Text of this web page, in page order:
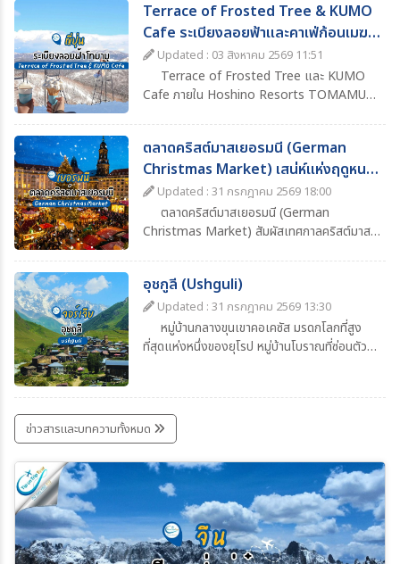
Terrace of Frosted Tree & KUMO
Cafe ระเบียงลอยฟ้าและคาเฟ่ก้อนเมฆ
ฮอกไกโด
Updated : 03 สิงหาคม 2569 11:51
Terrace of Frosted Tree และ KUMO
Cafe ภายใน Hoshino Resorts TOMAMU
และจิบเครื่องดื่มอุ่นๆ พร้อมวิวหิมะสีขาวสุดโรแมน
ติก
ตลาดคริสต์มาสเยอรมนี (German
Christmas Market) เสน่ห์แห่งฤดูหนาว
ที่ต้องไปสัมผัสสักครั้ง
Updated : 31 กรกฎาคม 2569 18:00
ตลาดคริสต์มาสเยอรมนี (German
Christmas Market) สัมผัสเทศกาลคริสต์มาส
โรแมนติก พร้อมข้อมูลการเดินทาง ช่วงเวลาที่
เหมาะแก่การเที่ยว และไฮไลต์ที่ไม่ควรพลาด
อุชกูลี (Ushguli)
Updated : 31 กรกฎาคม 2569 13:30
หมู่บ้านกลางขุนเขาคอเคซัส มรดกโลกที่สูง
ที่สุดแห่งหนึ่งของยุโรป หมู่บ้านโบราณที่ซ่อนตัว
ประเทศจอร์เจีย ถือเป็นหนึ่งในชุมชนที่มีผู้อยู่อาศัย
ถาวรบนพื้นที่สูงที่สุดแห่งหนึ่งของยุโรป โดยตั้ง
อยู่ที่ระดับความสูงประมาณ 2,100 เมตรเหนือ
ระดับน้ำทะเล เสน่ห์ของอุชกูลีอยู่ที่บรรยากาศ
ราวกับย้อนเวลากลับไปในยุคกลาง บ้านเรือนหิน
เก่าแก่และหอคอยป้องกันตระกูลสวาน (Svan
Towers) ที่มีอายุนับร้อยปี ยังคงตั้งตระหง่านอยู่
ท่ามกลางฉากหลังของยอดเขาชคารา (Shkhara)
ซึ่งเป็นยอดเขาที่สูงที่สุดในจอร์เจีย
ข่าวสารและบทความทั้งหมด